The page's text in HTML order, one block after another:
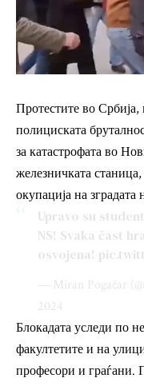
Протестите во Србија,
полициската
за катастрофата во
железничката
окупација на
Upravo su
NS! Svaka čast
osvojena!
— Miran Pogačar
2024
Блокадата уследи по
факултетите и на
професори и граѓани.